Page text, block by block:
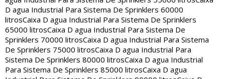
D agua Industrial Para Sistema De Sprinklers 60000
litrosCaixa D agua Industrial Para Sistema De Sprinklers
65000 litrosCaixa D agua Industrial Para Sistema De
Sprinklers 70000 litrosCaixa D agua Industrial Para Sistema
De Sprinklers 75000 litrosCaixa D agua Industrial Para
Sistema De Sprinklers 80000 litrosCaixa D agua Industrial
Para Sistema De Sprinklers 85000 litrosCaixa D agua